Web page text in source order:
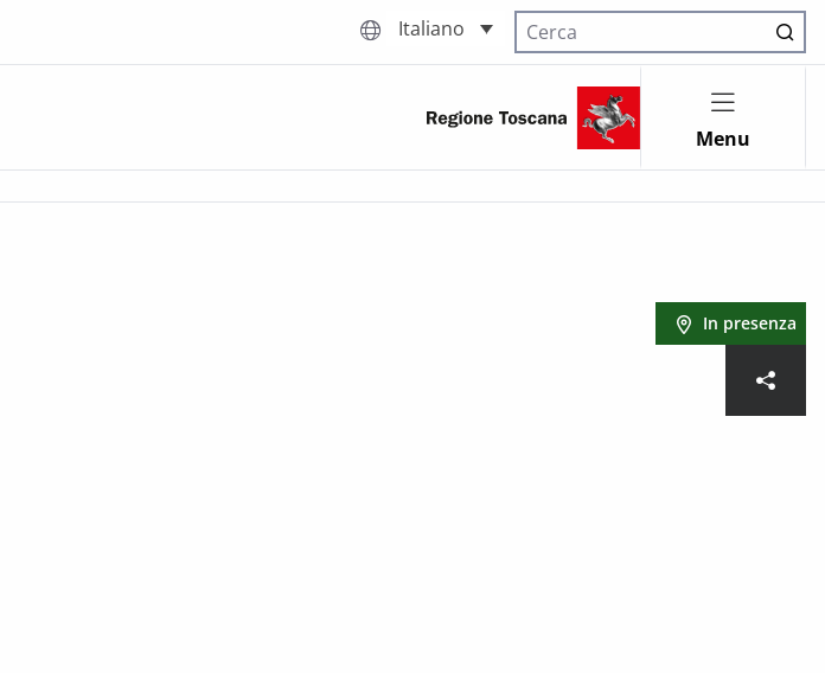
Italiano
Cerca nel sito
Menu
In presenza